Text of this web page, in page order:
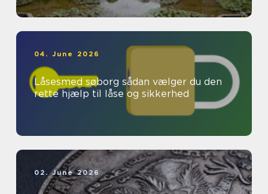
04. June 2026
Låsesmed søborg sådan vælger du den
rette hjælp til låse og sikkerhed
02. June 2026